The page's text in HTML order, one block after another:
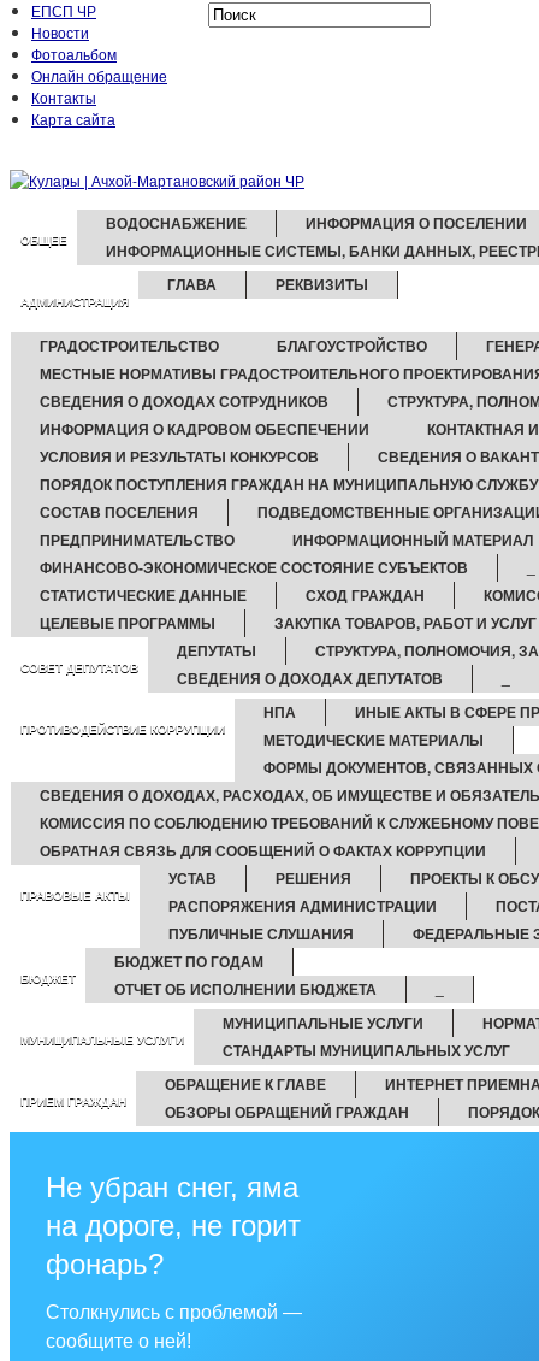
ЕПСП ЧР
Новости
Фотоальбом
Онлайн обращение
Контакты
Карта сайта
ОБЩЕЕ
ВОДОСНАБЖЕНИЕ
ИНФОРМАЦИЯ О ПОСЕЛЕНИИ
ИНФОРМАЦИОННЫЕ СИСТЕМЫ, БАНКИ ДАННЫХ,
АДМИНИСТРАЦИЯ
ГЛАВА РЕКВИЗИТЫ
ГРАДОСТРОИТЕЛЬСТВО БЛАГОУСТРОЙСТВО
МЕСТНЫЕ НОРМАТИВЫ ГРАДОСТРОИТЕЛЬНОГО
СВЕДЕНИЯ О ДОХОДАХ СОТРУДНИКОВ
СТРУКТУРА,
ИНФОРМАЦИЯ О КАДРОВОМ ОБЕСПЕЧЕНИИ
КОНТАКТНАЯ
УСЛОВИЯ И РЕЗУЛЬТАТЫ КОНКУРСОВ
СВЕДЕНИЯ О
ПОРЯДОК ПОСТУПЛЕНИЯ ГРАЖДАН НА МУНИЦИПАЛЬНУЮ СЛУЖБУ
СОСТАВ ПОСЕЛЕНИЯ
ПОДВЕДОМСТВЕННЫЕ
ПРЕДПРИНИМАТЕЛЬСТВО
ИНФОРМАЦИОННЫЙ МАТЕРИАЛ
ФИНАНСОВО-ЭКОНОМИЧЕСКОЕ СОСТОЯНИЕ СУБЪЕКТОВ
СТАТИСТИЧЕСКИЕ ДАННЫЕ
СХОД ГРАЖДАН
ЦЕЛЕВЫЕ ПРОГРАММЫ
ЗАКУПКА ТОВАРОВ, РАБОТ И УСЛУГ
СОВЕТ ДЕПУТАТОВ
ДЕПУТАТЫ
СТРУКТУРА, ПОЛНОМОЧИЯ,
СВЕДЕНИЯ О ДОХОДАХ ДЕПУТАТОВ
ПРОТИВОДЕЙСТВИЕ КОРРУПЦИИ
НПА
ИНЫЕ АКТЫ В СФЕРЕ
МЕТОДИЧЕСКИЕ МАТЕРИАЛЫ
ФОРМЫ ДОКУМЕНТОВ, СВЯЗАННЫХ
СВЕДЕНИЯ О ДОХОДАХ, РАСХОДАХ, ОБ ИМУЩЕСТВЕ И
КОМИССИЯ ПО СОБЛЮДЕНИЮ ТРЕБОВАНИЙ К СЛУЖЕБНОМУ
ОБРАТНАЯ СВЯЗЬ ДЛЯ СООБЩЕНИЙ О ФАКТАХ КОРРУПЦИИ
ПРАВОВЫЕ АКТЫ
УСТАВ РЕШЕНИЯ
ПРОЕКТЫ К
РАСПОРЯЖЕНИЯ АДМИНИСТРАЦИИ
ПУБЛИЧНЫЕ СЛУШАНИЯ
ФЕДЕРАЛЬНЫЕ
БЮДЖЕТ
БЮДЖЕТ ПО ГОДАМ
ОТЧЕТ ОБ ИСПОЛНЕНИИ БЮДЖЕТА
МУНИЦИПАЛЬНЫЕ УСЛУГИ
МУНИЦИПАЛЬНЫЕ УСЛУГИ
СТАНДАРТЫ МУНИЦИПАЛЬНЫХ УСЛУГ
ПРИЕМ ГРАЖДАН
ОБРАЩЕНИЕ К ГЛАВЕ
ИНТЕРНЕТ
ОБЗОРЫ ОБРАЩЕНИЙ ГРАЖДАН
Не убран снег, яма
на дороге, не горит
фонарь?
Столкнулись с проблемой —
сообщите о ней!